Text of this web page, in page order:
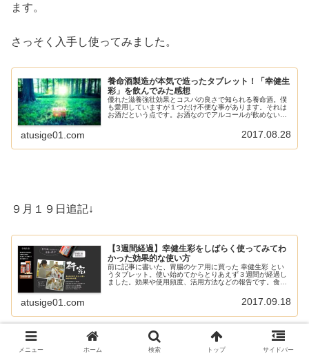
ます。
さっそく入手し使ってみました。
養命酒製造が本気で造ったタブレット！「幸健生
彩」を飲んでみた感想
優れた滋養強壮効果とコスパの良さで知られる養命酒。僕
も愛用していますが１つだけ不便な事があります。それは
お酒だという点です。お酒なのでアルコールが飲めない人
atusige01.com 2017.08.28
９月１９日追記↓
【3週間経過】幸健生彩をしばらく使ってみてわ
かった効果的な使い方
前に記事に書いた、胃腸のケア用に買った 幸健生彩 とい
うタブレット。使い始めてからとりあえず３週間が経過し
ました。効果や使用頻度、活用方法などの報告です。食前
atusige01.com 2017.09.18
メニュー ホーム 検索 トップ サイドバー